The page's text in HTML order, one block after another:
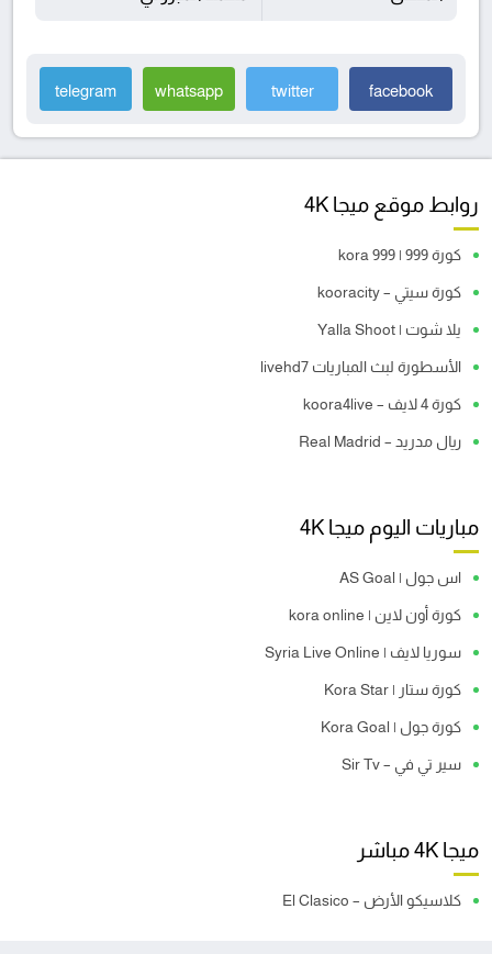
facebook
twitter
whatsapp
telegram
روابط موقع ميجا 4K
كورة 999 | kora 999
كورة سيتي – kooracity
يلا شوت | Yalla Shoot
الأسطورة لبث المباريات livehd7
كورة 4 لايف – koora4live
ريال مدريد – Real Madrid
مباريات اليوم ميجا 4K
اس جول | AS Goal
كورة أون لاين | kora online
سوريا لايف | Syria Live Online
كورة ستار | Kora Star
كورة جول | Kora Goal
سير تي في – Sir Tv
ميجا 4K مباشر
كلاسيكو الأرض – El Clasico